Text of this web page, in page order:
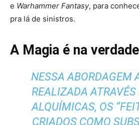
e Warhammer Fantasy, para
pra lá de sinistros.
A Magia é na
NESSA ABORDAGEM
REALIZADA ATRAVÉS
ALQUÍMICAS, OS
CRIADOS COMO